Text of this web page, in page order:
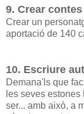
9. Crear
Crear un
aportació de 140
10. Escriure
Demana'ls que
les seves
ser... amb això, a